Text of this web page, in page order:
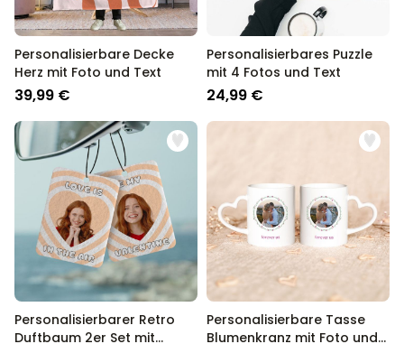
Personalisierbare Decke
Herz mit Foto und Text
39,99 €
Personalisierbares Puzzle
mit 4 Fotos und Text
24,99 €
Personalisierbarer Retro
Duftbaum 2er Set mit
Personalisierbare Tasse
Blumenkranz mit Foto und